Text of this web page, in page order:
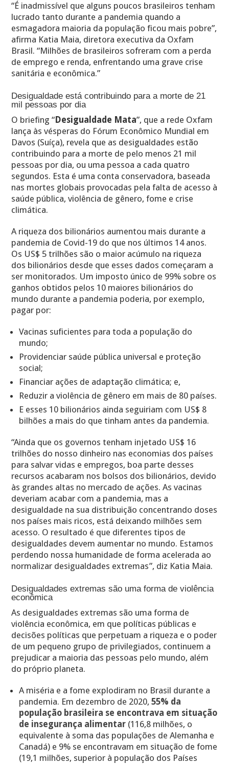
“É inadmissível que alguns poucos brasileiros tenham
lucrado tanto durante a pandemia quando a
esmagadora maioria da população ficou mais pobre”,
afirma Katia Maia, diretora executiva da Oxfam
Brasil. “Milhões de brasileiros sofreram com a perda
de emprego e renda, enfrentando uma grave crise
sanitária e econômica.”
Desigualdade está contribuindo para a morte de 21
mil pessoas por dia
O briefing “ Desigualdade Mata”, que a rede Oxfam
lança às vésperas do Fórum Econômico Mundial em
Davos (Suíça), revela que as desigualdades estão
contribuindo para a morte de pelo menos 21 mil
pessoas por dia, ou uma pessoa a cada quatro
segundos. Esta é uma conta conservadora, baseada
nas mortes globais provocadas pela falta de acesso à
saúde pública, violência de gênero, fome e crise
climática.
A riqueza dos bilionários aumentou mais durante a
pandemia de Covid-19 do que nos últimos 14 anos.
Os US$ 5 trilhões são o maior acúmulo na riqueza
dos bilionários desde que esses dados começaram a
ser monitorados. Um imposto único de 99% sobre os
ganhos obtidos pelos 10 maiores bilionários do
mundo durante a pandemia poderia, por exemplo,
pagar por:
Vacinas suficientes para toda a população do
mundo;
Providenciar saúde pública universal e proteção
social;
Financiar ações de adaptação climática; e,
Reduzir a violência de gênero em mais de 80 países.
E esses 10 bilionários ainda seguiriam com US$ 8
bilhões a mais do que tinham antes da pandemia.
“Ainda que os governos tenham injetado US$ 16
trilhões do nosso dinheiro nas economias dos países
para salvar vidas e empregos, boa parte desses
recursos acabaram nos bolsos dos bilionários, devido
às grandes altas no mercado de ações. As vacinas
deveriam acabar com a pandemia, mas a
desigualdade na sua distribuição concentrando doses
nos países mais ricos, está deixando milhões sem
acesso. O resultado é que diferentes tipos de
desigualdades devem aumentar no mundo. Estamos
perdendo nossa humanidade de forma acelerada ao
normalizar desigualdades extremas”, diz Katia Maia.
Desigualdades extremas são uma forma de violência
econômica
As desigualdades extremas são uma forma de
violência econômica, em que políticas públicas e
decisões políticas que perpetuam a riqueza e o poder
de um pequeno grupo de privilegiados, continuem a
prejudicar a maioria das pessoas pelo mundo, além
do próprio planeta.
A miséria e a fome explodiram no Brasil durante a
pandemia. Em dezembro de 2020,55% da
população brasileira se encontrava em situação
de insegurança alimentar (116,8 milhões, o
equivalente à soma das populações de Alemanha e
Canadá) e 9% se encontravam em situação de fome
(19,1 milhões, superior à população dos Países